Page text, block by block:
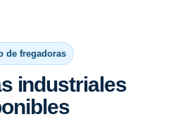
de fregadoras
industriales